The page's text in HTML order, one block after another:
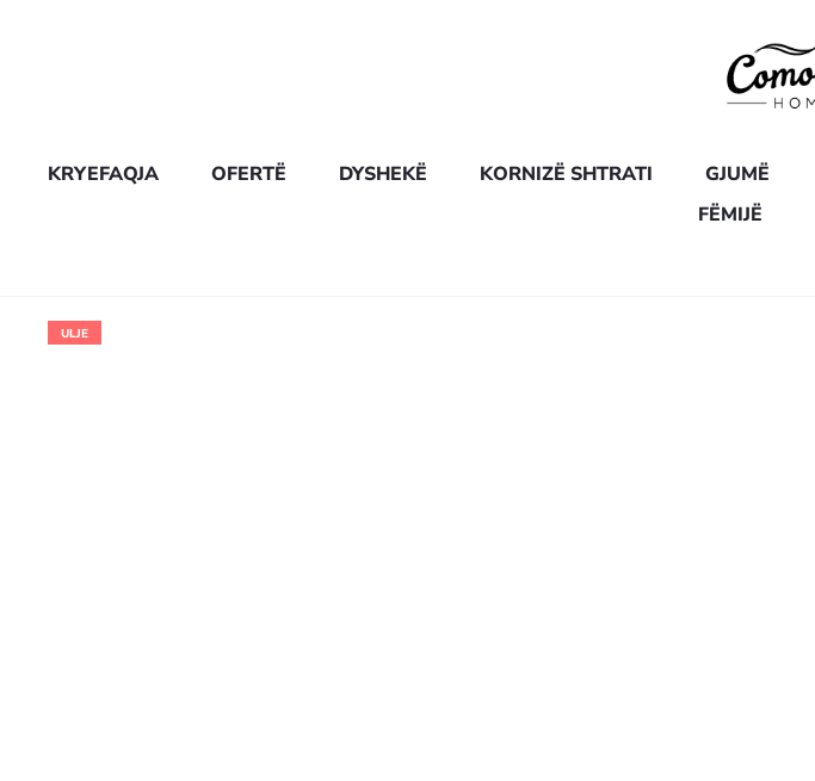
KRYEFAQJA OFERTË DYSHEKË KORNIZË SHTRATI GJUMË
FËMIJË
ULJE